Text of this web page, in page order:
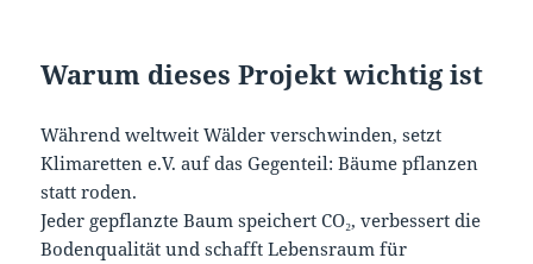
Warum dieses Projekt wichtig ist
Während weltweit Wälder verschwinden, setzt
Klimaretten e.V. auf das Gegenteil: Bäume pflanzen
statt roden.
Jeder gepflanzte Baum speichert CO₂, verbessert die
Bodenqualität und schafft Lebensraum für